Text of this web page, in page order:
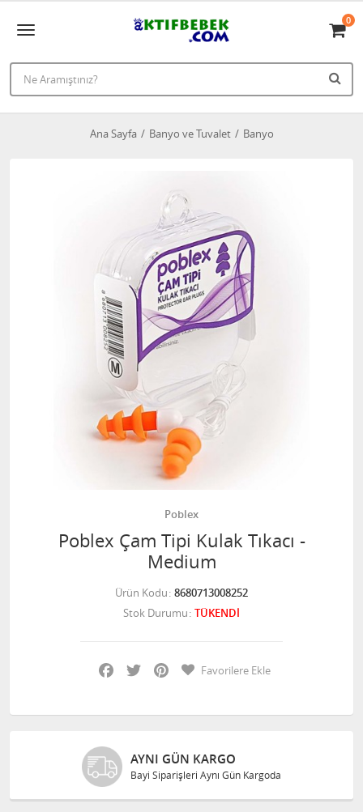
0
Ana Sayfa Banyo ve Tuvalet Banyo
Poblex
Poblex Çam Tipi Kulak Tıkacı -
Medium
Ürün Kodu 8680713008252
Stok Durumu TÜKENDİ
Facebook
Twitter PinterestFavorilere Ekle
AYNI GÜN KARGO
Bayi Siparişleri Aynı Gün Kargoda